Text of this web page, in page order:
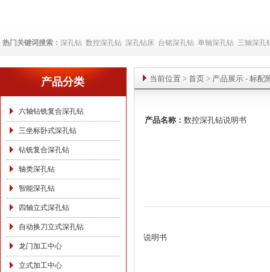
热门关键词搜索： 深孔钻 数控深孔钻 深孔钻床 台铭深孔钻 单轴深孔钻 三轴深孔
产品分类
六轴钻铣复合深孔钻
三坐标卧式深孔钻
钻铣复合深孔钻
轴类深孔钻
智能深孔钻
四轴立式深孔钻
自动换刀立式深孔钻
龙门加工中心
立式加工中心
当前位置 > 首页 > 产品展示 - 标配
产品名称： 数控深孔钻说明书
说明书